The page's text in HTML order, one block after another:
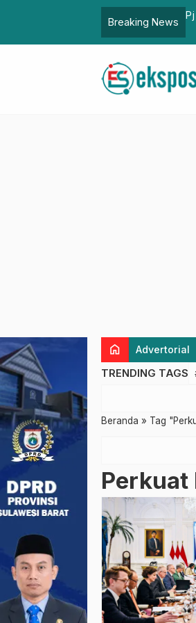
Breaking News
home Advertorial
TRENDING TAGS
Beranda » Tag
Perkuat